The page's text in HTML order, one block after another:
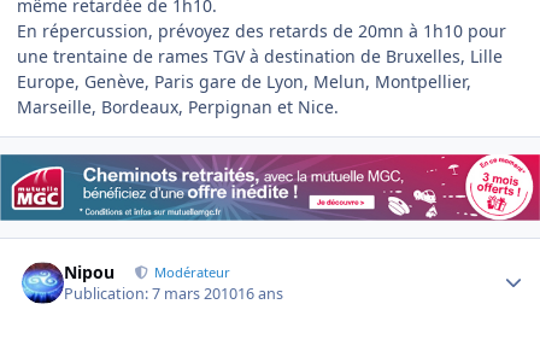
même retardée de 1h10.
En répercussion, prévoyez des retards de 20mn à 1h10 pour
une trentaine de rames TGV à destination de Bruxelles, Lille
Europe, Genève, Paris gare de Lyon, Melun, Montpellier,
Marseille, Bordeaux, Perpignan et Nice.
Nipou Modérateur
Publication:7 mars 201016 ans